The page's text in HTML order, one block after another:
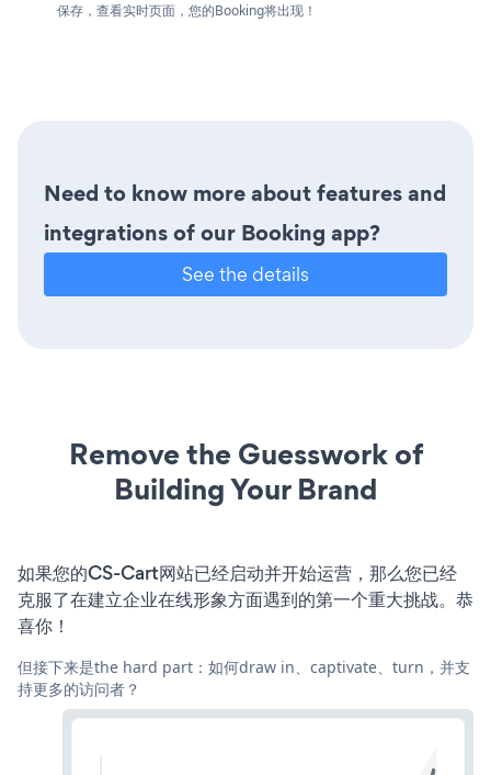
保存，查看实时页面，您的Booking将出现！
Need to know more about features and
integrations of our Booking app?
See the details
Remove the Guesswork of
Building Your Brand
如果您的CS-Cart网站已经启动并开始运营，那么您已经
克服了在建立企业在线形象方面遇到的第一个重大挑战。恭
喜你！
但接下来是the hard part：如何draw in、captivate、turn，并支
持更多的访问者？